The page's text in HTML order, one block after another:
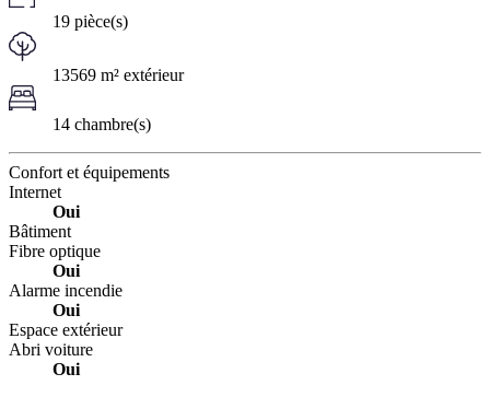
19 pièce(s)
13569 m² extérieur
14 chambre(s)
Confort et équipements
Internet
Oui
Bâtiment
Fibre optique
Oui
Alarme incendie
Oui
Espace extérieur
Abri voiture
Oui